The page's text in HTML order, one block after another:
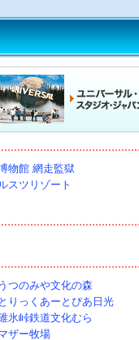
物館 網走監獄
スツリゾート
うつのみや文化の森
とりっくあーとぴあ日光
氷峠鉄道文化むら
ザー牧場